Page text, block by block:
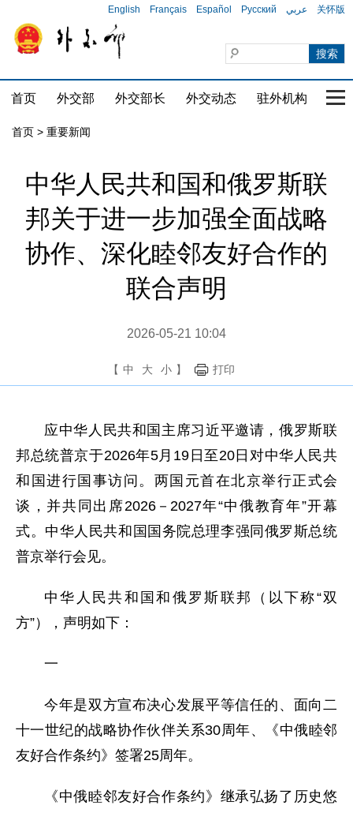
English Français Español Русский عربي 关怀版
首页 外交部 外交部长 外交动态 驻外机构 国
首页 > 重要新闻
中华人民共和国和俄罗斯联
邦关于进一步加强全面战略
协作、深化睦邻友好合作的
联合声明
2026-05-21 10:04
【 中 大 小 】 打印
应中华人民共和国主席习近平邀请，俄罗斯联
邦总统普京于2026年5月19日至20日对中华人民共
和国进行国事访问。两国元首在北京举行正式会
谈，并共同出席2026－2027年“中俄教育年”开幕
式。中华人民共和国国务院总理李强同俄罗斯总统
普京举行会见。
中华人民共和国和俄罗斯联邦（以下称“双
方”），声明如下：
一
今年是双方宣布决心发展平等信任的、面向二
十一世纪的战略协作伙伴关系30周年、《中俄睦邻
友好合作条约》签署25周年。
《中俄睦邻友好合作条约》继承弘扬了历史悠